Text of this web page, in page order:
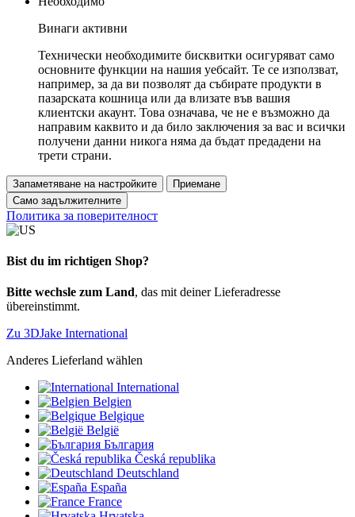
Винаги активни
Технически необходимите бисквитки осигуряват само
основните функции на нашия уебсайт. Те се използват,
например, за да ви позволят да събирате продукти в
пазарската кошница или да влизате във вашия
клиентски акаунт. Това означава, че не е възможно да
направим каквито и да било заключения за вас и всички
получени данни никога няма да бъдат предадени на
трети страни.
Запаметяване на настройките
Приемане
Само задължителните
Политика за поверителност
Bist du im richtigen Shop?
Bitte wechsle zum Land, das mit deiner Lieferadresse
übereinstimmt.
Zu 3DJake International
Anderes Lieferland wählen
International
Belgien
Belgique
België
България
Česká republika
Deutschland
España
France